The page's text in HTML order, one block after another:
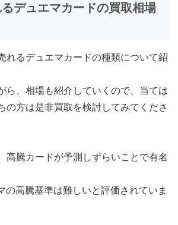
デュエマカードの買取相場
れるデュエマカードの種類について紹
ら、相場も紹介していくので、当ては
の方は是非買取を検討してみてくださ
高騰カードが予測しずらいことで有名
の高騰基準は難しいと評価されていま